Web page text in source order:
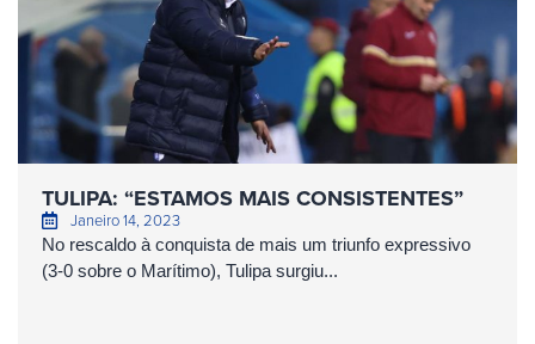
TULIPA: “ESTAMOS MAIS CONSISTENTES”
Janeiro 14, 2023
No rescaldo à conquista de mais um triunfo expressivo
(3-0 sobre o Marítimo), Tulipa surgiu...